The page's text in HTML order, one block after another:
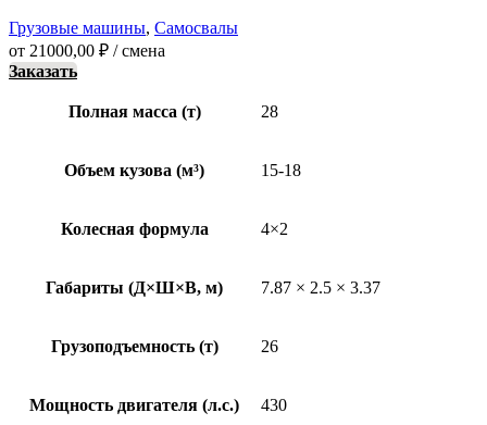
Грузовые машины, Самосвалы
от 21000,00 ₽ / смена
Заказать
Полная масса (т) 28
Объем кузова (м³) 15-18
Колесная формула 4×2
Габариты (Д×Ш×В, м) 7.87 × 2.5 × 3.37
Грузоподъемность (т) 26
Мощность двигателя (л.с.) 430